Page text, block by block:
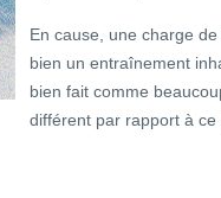
En cause, une charge
bien un entraînement
bien fait comme
différent par rapport à ce